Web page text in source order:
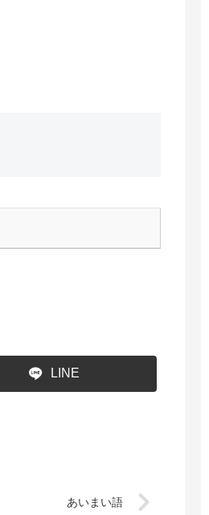
LINE
あいまい語